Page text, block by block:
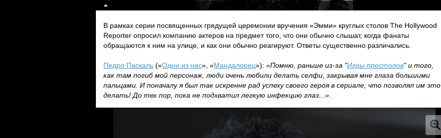
В рамках серии посвященных грядущей церемонии вручения «Эмми» круглых столов The Hollywood
Reporter опросил компанию актеров на предмет того, что они обычно слышат, когда фанаты
обращаются к ним на улице, и как они обычно реагируют. Ответы существенно различались.
Педро Паскаль («Одни из нас», «Мандалорец»): «Помню, раньше из-за "Игры престолов" и того,
как там погиб мой персонаж, люди очень любили делать селфи, закрывая мне глаза большими
пальцами. И поначалу я был так искренне рад успеху своего героя в сериале, что позволял им это
делать! До тех пор, пока не подхватил легкую инфекцию глаз...»